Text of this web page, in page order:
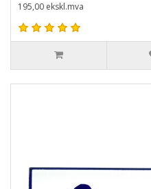
195,00 ekskl.mva